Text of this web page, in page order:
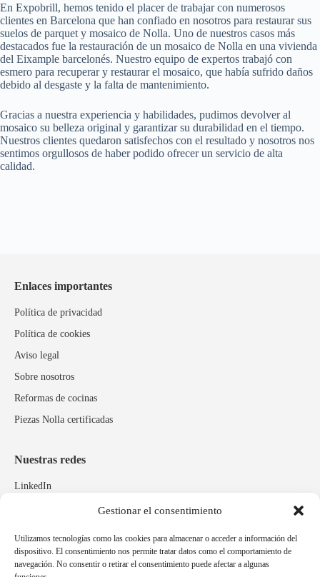
Gestionar el consentimiento
Utilizamos tecnologías como las cookies para almacenar o acceder a información del
dispositivo. El consentimiento nos permite tratar datos como el comportamiento de
navegación. No consentir o retirar el consentimiento puede afectar a algunas
En Expobrill, hemos tenido el placer de trabajar con numerosos
clientes en Barcelona que han confiado en nosotros para restaurar sus
suelos de parquet y mosaico de Nolla. Uno de nuestros casos más
destacados fue la restauración de un mosaico de Nolla en una vivienda
del Eixample barcelonés. Nuestro equipo de expertos trabajó con
esmero para recuperar y restaurar el mosaico, que había sufrido daños
debido al desgaste y la falta de mantenimiento.
Gracias a nuestra experiencia y habilidades, pudimos devolver al
mosaico su belleza original y garantizar su durabilidad en el tiempo.
Nuestros clientes quedaron satisfechos con el resultado y nosotros nos
sentimos orgullosos de haber podido ofrecer un servicio de alta
calidad.
Enlaces importantes
Política de privacidad
Política de cookies
Aviso legal
Sobre nosotros
Reformas de cocinas
Piezas Nolla certificadas
Nuestras redes
LinkedIn
Marcas relacionadas